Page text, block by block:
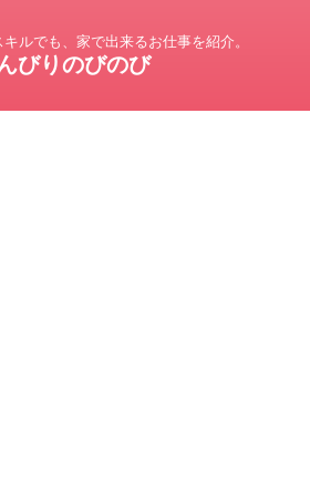
ルでも、家で出来るお仕事を紹介。
びりのびのび